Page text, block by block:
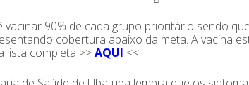
vacinar 90% de cada grupo prioritário sendo
cobertura abaixo da meta. A vacina
lista completa >>AQUI <<.